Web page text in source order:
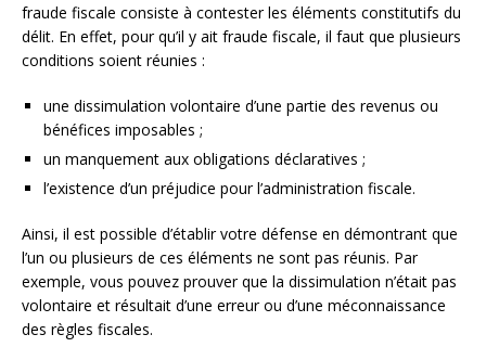
fraude fiscale consiste à contester les éléments constitutifs du
délit. En effet, pour qu’il y ait fraude fiscale, il faut que plusieurs
conditions soient réunies :
une dissimulation volontaire d’une partie des revenus ou
bénéfices imposables ;
un manquement aux obligations déclaratives ;
l’existence d’un préjudice pour l’administration fiscale.
Ainsi, il est possible d’établir votre défense en démontrant que
l’un ou plusieurs de ces éléments ne sont pas réunis. Par
exemple, vous pouvez prouver que la dissimulation n’était pas
volontaire et résultait d’une erreur ou d’une méconnaissance
des règles fiscales.